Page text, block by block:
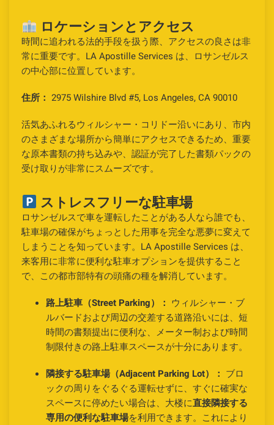
ロケーションとアクセス
時間に追われる法的手段を扱う際、アクセスの良さは非
常に重要です。LA Apostille Services は、ロサンゼルス
の中心部に位置しています。
住所： 2975 Wilshire Blvd #5, Los Angeles, CA 90010
活気あふれるウィルシャー・コリドー沿いにあり、市内
のさまざまな場所から簡単にアクセスできるため、重要
な原本書類の持ち込みや、認証が完了した書類パックの
受け取りが非常にスムーズです。
ストレスフリーな駐車場
ロサンゼルスで車を運転したことがある人なら誰でも、
駐車場の確保がちょっとした用事を完全な悪夢に変えて
しまうことを知っています。LA Apostille Services は、
来客用に非常に便利な駐車オプションを提供すること
で、この都市部特有の頭痛の種を解消しています。
路上駐車（Street Parking）： ウィルシャー・ブ
ルバードおよび周辺の交差する道路沿いには、短
時間の書類提出に便利な、メーター制および時間
制限付きの路上駐車スペースが十分にあります。
隣接する駐車場（Adjacent Parking Lot）： ブロ
ックの周りをぐるぐる運転せずに、すぐに確実な
スペースに停めたい場合は、大楼に直接隣接する
専用の便利な駐車場を利用できます。これにより